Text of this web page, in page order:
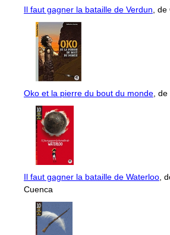
Il faut gagner la bataille de Verdun ,
Oko et la pierre du bout du monde ,
Il faut gagner la bataille de Waterloo ,
Cuenca